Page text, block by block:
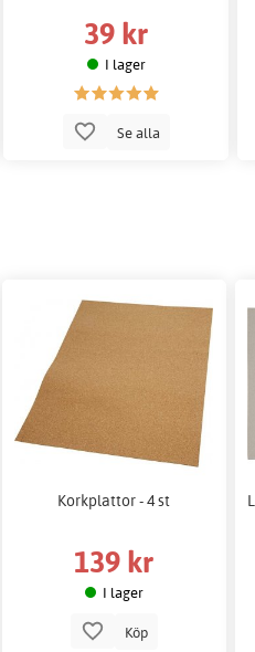
39 kr
I lager
Se alla
Korkplattor - 4 st
139 kr
I lager
Köp